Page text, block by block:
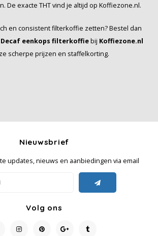
De exacte THT vind je altijd op Koffiezone.nl.
en consistent filterkoffie zetten? Bestel dan
Decaf eenkops filterkoffiebij Koffiezone.nl
scherpe prijzen en staffelkorting.
Nieuwsbrief
updates, nieuws en aanbiedingen via email
Volg ons